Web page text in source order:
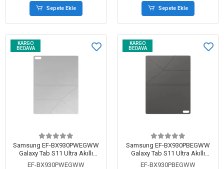
Sepete Ekle Sepete Ekle
KARGO
BEDAVA
Samsung EF-BX930PWEGWW
Galaxy Tab S11 Ultra Akıllı
Kapaklı Kılıf Beyaz
EF-BX930PWEGWW
KARGO
BEDAVA
Samsung EF-BX930PBEGWW
Galaxy Tab S11 Ultra Akıllı
Kapaklı Kılıf Siyah
EF-BX930PBEGWW